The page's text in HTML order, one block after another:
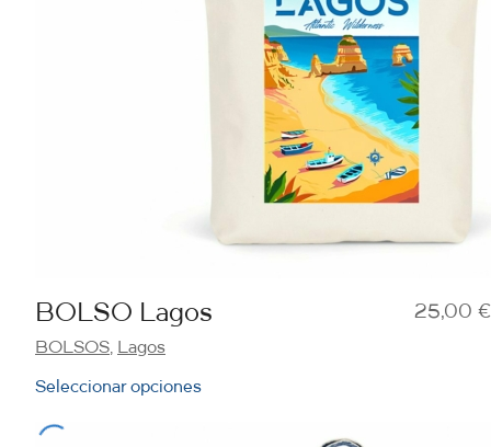
BOLSO Lagos
BOLSOS, Lagos
Seleccionar opciones
25,00 €